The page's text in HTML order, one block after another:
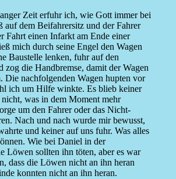
Zeit erfuhr ich, wie Gott immer bei
auf dem Beifahrersitz und der Fahrer
Fahrt einen Infarkt am Ende einer
mich durch seine Engel den Wagen
Baustelle lenken, fuhr auf den
zog die Handbremse, damit der Wagen
Die nachfolgenden Wagen hupten vor
ich um Hilfe winkte. Es blieb keiner
was in dem Moment mehr
um den Fahrer oder das Nicht-
Nach und nach wurde mir bewusst,
und keiner auf uns fuhr. Was alles
Wie bei Daniel in der
Löwen sollten ihn töten, aber es war
dass die Löwen nicht an ihn heran
konnten nicht an ihn heran.